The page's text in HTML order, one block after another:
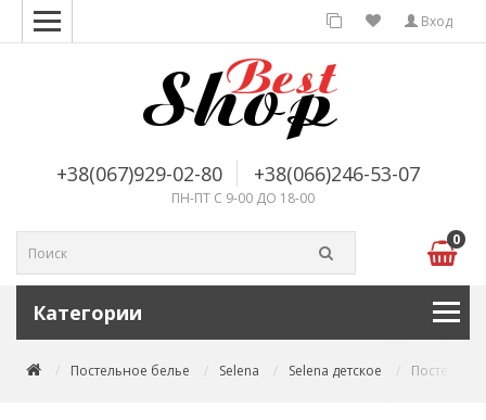
Вход
+38(067)929-02-80 +38(066)246-53-07
ПН-ПТ С 9-00 ДО 18-00
0
Категории
Постельное белье Selena Selena детское